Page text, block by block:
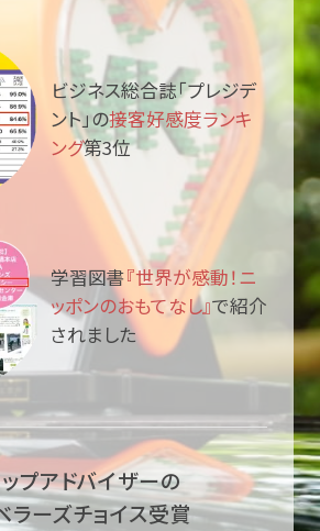
ビジネス総合誌「プレジデ
ント」の接客好感度ランキ
ング第3位
学習図書『世界が感動！ニ
ッポンのおもてなし』で紹介
されました
プアドバイザーの
ラーズチョイス受賞